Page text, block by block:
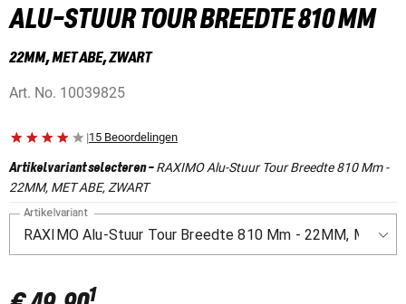
ALU-STUUR TOUR BREEDTE 810 MM
22MM, MET ABE, ZWART
Art. No. 10039825
|15 Beoordelingen
Artikelvariant selecteren-RAXIMO Alu-Stuur Tour Breedte 810 Mm -
22MM, MET ABE, ZWART
Artikelvariant
1